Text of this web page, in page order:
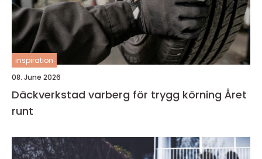
inspiration
08. June 2026
Däckverkstad varberg för trygg körning Året
runt